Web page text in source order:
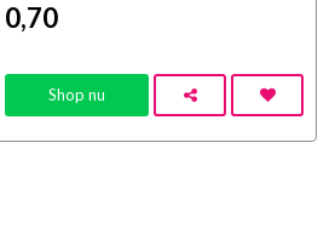
0,70
Shop nu